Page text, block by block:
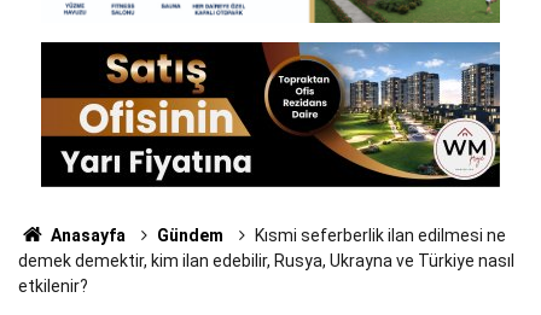
Anasayfa Gündem
Kısmi seferberlik ilan edilmesi ne
demek demektir, kim ilan edebilir, Rusya, Ukrayna ve Türkiye nasıl
etkilenir?